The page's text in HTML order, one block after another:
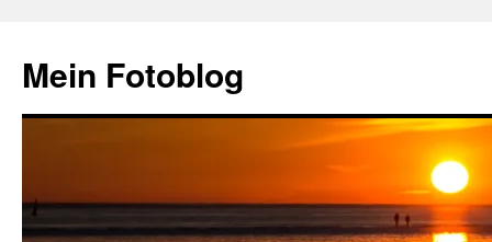
springen
Mein Fotoblog